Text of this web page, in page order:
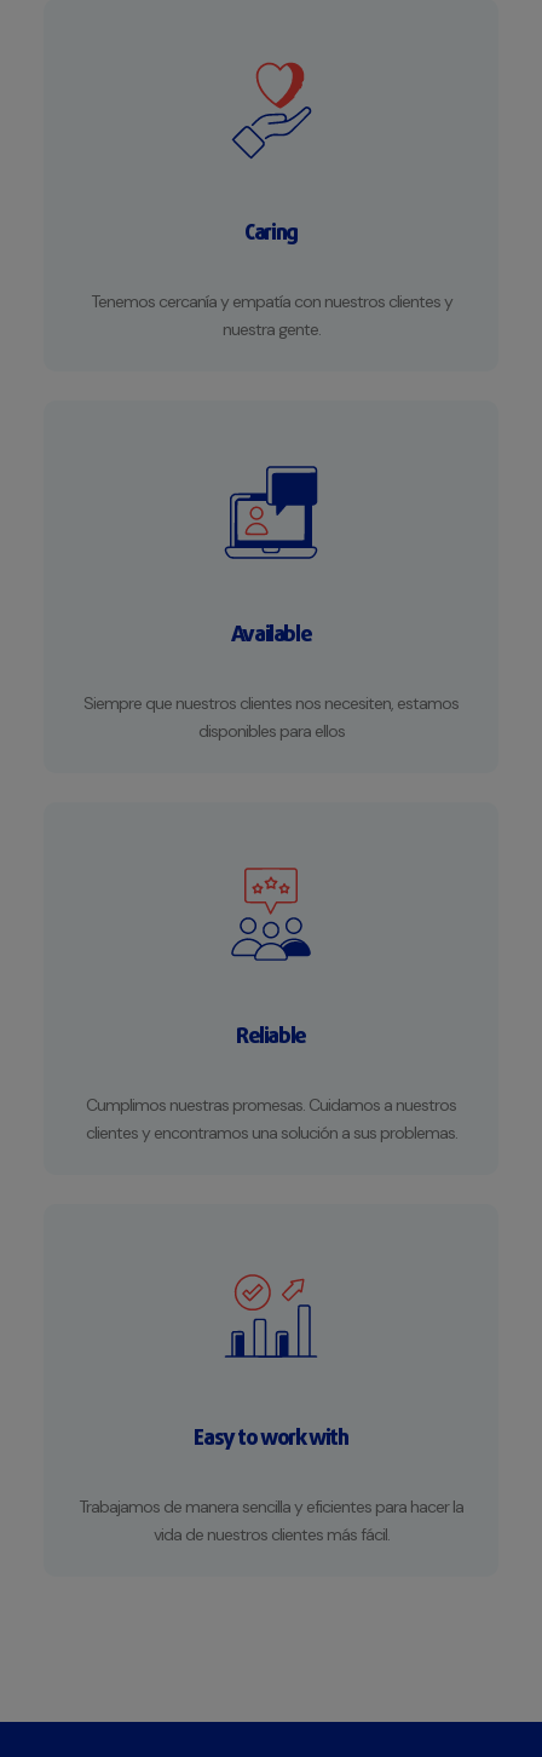
Caring
Tenemos cercanía y empatía con nuestros clientes y
nuestra gente.
Available
Siempre que nuestros clientes nos necesiten, estamos
disponibles para ellos
Reliable
Cumplimos nuestras promesas. Cuidamos a nuestros
clientes y encontramos una solución a sus problemas.
Easy to work with
Trabajamos de manera sencilla y eficientes para hacer la
vida de nuestros clientes más fácil.